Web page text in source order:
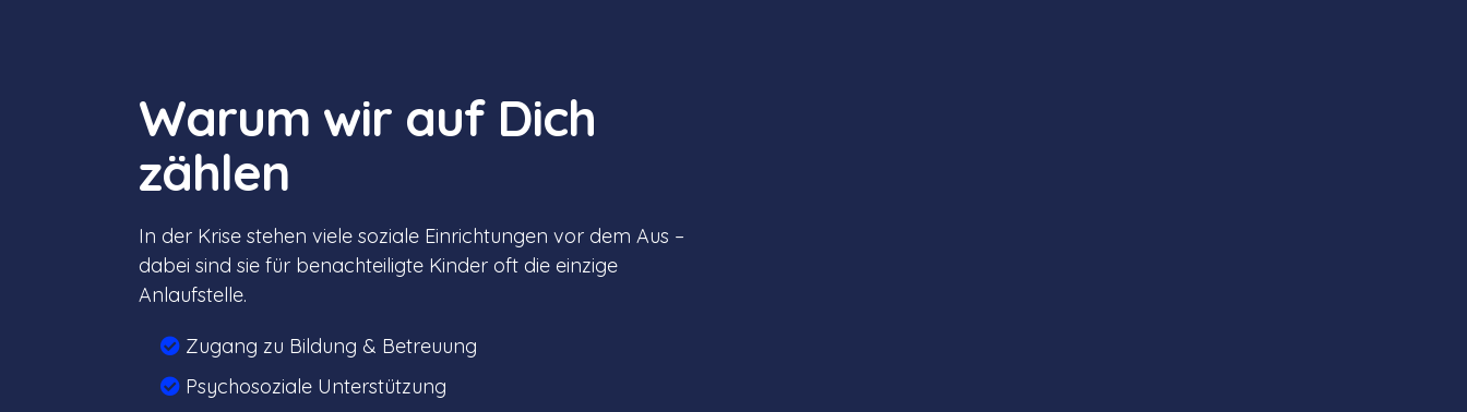
Warum wir auf Dich
zählen
In der Krise stehen viele soziale Einrichtungen vor dem Aus –
dabei sind sie für benachteiligte Kinder oft die einzige
Anlaufstelle.
Zugang zu Bildung & Betreuung
Psychosoziale Unterstützung